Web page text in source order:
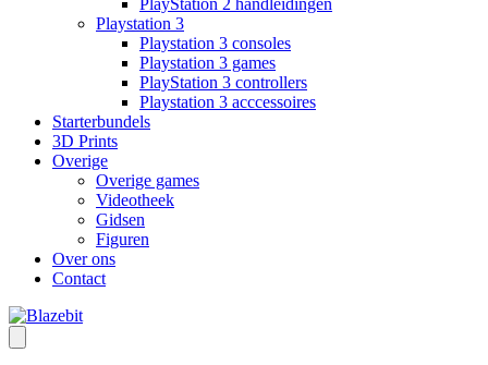
PlayStation 2 handleidingen
Playstation 3
Playstation 3 consoles
Playstation 3 games
PlayStation 3 controllers
Playstation 3 acccessoires
Starterbundels
3D Prints
Overige
Overige games
Videotheek
Gidsen
Figuren
Over ons
Contact